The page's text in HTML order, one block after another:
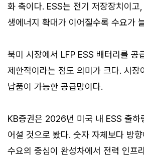
화 축이다. ESS는 전기 저장장치이고
생에너지 확대가 이어질수록 수요가
북미 시장에서 LFP ESS 배터리를 공
제한적이라는 점도 의미가 크다. 시장
납품이 가능한 공급망이다.
KB증권은 2026년 미국 내 ESS 출하
어설 것으로 봤다. 숫자 자체보다 방
수요의 중심이 완성차에서 전력 인프